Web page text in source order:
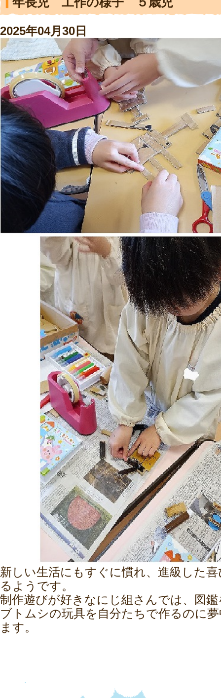
2025年04月30日
新しい生活にもすぐに慣れ、進級した
るようです。
制作遊びが好きなにじ組さんでは、図
ブトムシの玩具を自分たちで作るのに
ます。